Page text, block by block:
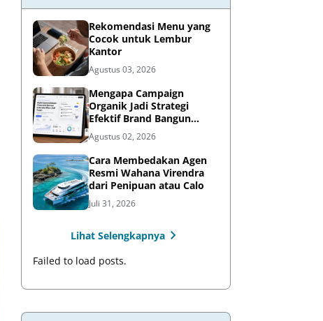
Rekomendasi Menu yang
Cocok untuk Lembur
Kantor
Agustus 03, 2026
Mengapa Campaign
Organik Jadi Strategi
Efektif Brand Bangun
Awareness di Media Sosial
Agustus 02, 2026
Cara Membedakan Agen
Resmi Wahana Virendra
dari Penipuan atau Calo
Juli 31, 2026
Lihat Selengkapnya
Failed to load posts.